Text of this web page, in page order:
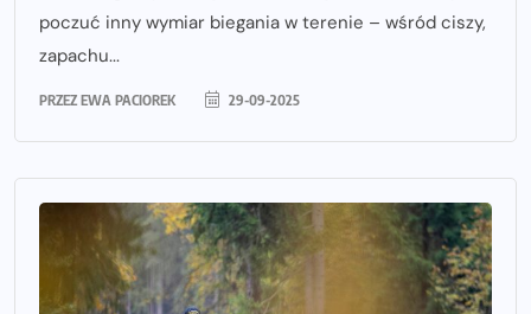
poczuć inny wymiar biegania w terenie – wśród ciszy,
zapachu...
PRZEZ EWA PACIOREK 29-09-2025